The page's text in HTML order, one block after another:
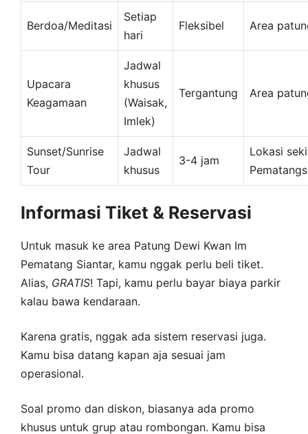
Berdoa/Meditasi
Setiap
hari
Fleksibel Area
Upacara
Keagamaan
Jadwal
khusus
(Waisak,
Imlek)
Tergantung Area
Sunset/Sunrise
Tour
Jadwal
khusus
3-4 jam
Lokasi
Informasi Tiket & Reservasi
Untuk masuk ke area Patung Dewi Kwan Im
Pematang Siantar, kamu nggak perlu beli tiket.
Alias, GRATIS! Tapi, kamu perlu bayar biaya parkir
kalau bawa kendaraan.
Karena gratis, nggak ada sistem reservasi juga.
Kamu bisa datang kapan aja sesuai jam
operasional.
Soal promo dan diskon, biasanya ada promo
khusus untuk grup atau rombongan. Kamu bisa